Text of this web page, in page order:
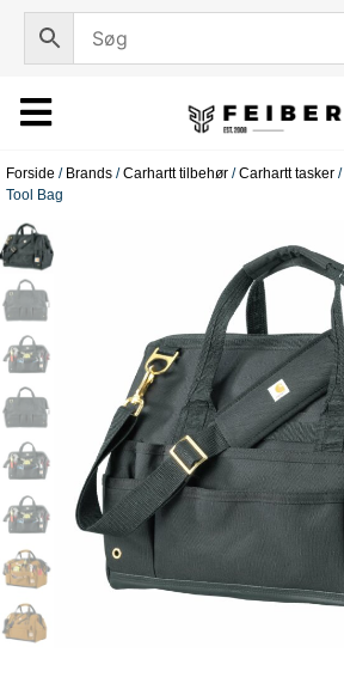
Forside / Brands /Carhartt tilbehør /Carhartt tasker
Tool Bag